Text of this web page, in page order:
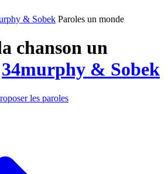
& Sobek Paroles un monde
chanson un
34murphy & Sobek
les paroles